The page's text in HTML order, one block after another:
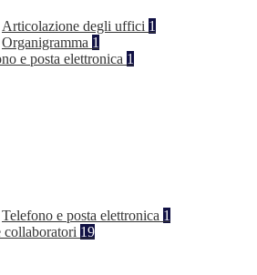
Articolazione degli uffici 1
Organigramma 1
e posta elettronica 1
Telefono e posta elettronica 1
collaboratori 19